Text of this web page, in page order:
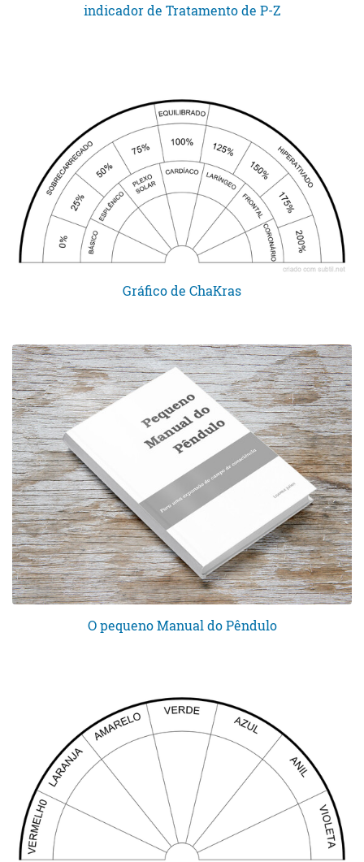
indicador de Tratamento de P-Z
Gráfico de ChaKras
O pequeno Manual do Pêndulo